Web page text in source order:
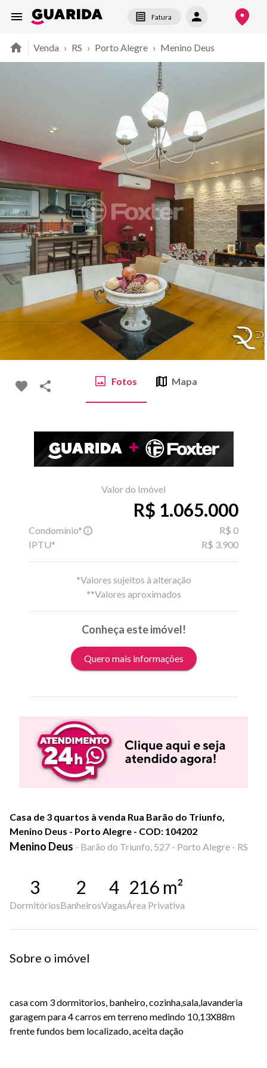
Fatura
Venda › RS › Porto Alegre › Menino Deus
Fotos Mapa
Valor do Imóvel
R$ 1.065.000
Condomínio*
R$ 0
IPTU*
R$ 3.900
*Valores sujeitos à alteração
**Valores aproximados
Conheça este imóvel!
Quero mais informações
Casa de 3 quartos à venda Rua Barão do Triunfo,
Menino Deus - Porto Alegre - COD: 104202
Menino Deus - Barão do Triunfo, 527 - Porto Alegre - RS
3
Dormitórios
2
Banheiros
4
Vagas
216 m²
Área Privativa
Sobre o imóvel
casa com 3 dormitorios, banheiro, cozinha,sala,lavanderia
garagem para 4 carros em terreno medindo 10,13X88m
frente fundos bem localizado, aceita dação